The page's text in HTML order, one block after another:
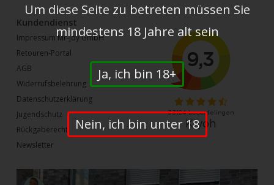
Kundendienst
Impressum Mr-joy GmbH
Retouren-Portal
AGB
Widerrufsbelehrung
Datenschutzerklärung
Jugendschutz
Rückgaberecht
Newsletter
Um diese Seite zu betreten müssen Sie
mindestens 18 Jahre alt sein
Ja, ich bin 18+
Nein, ich bin unter 18